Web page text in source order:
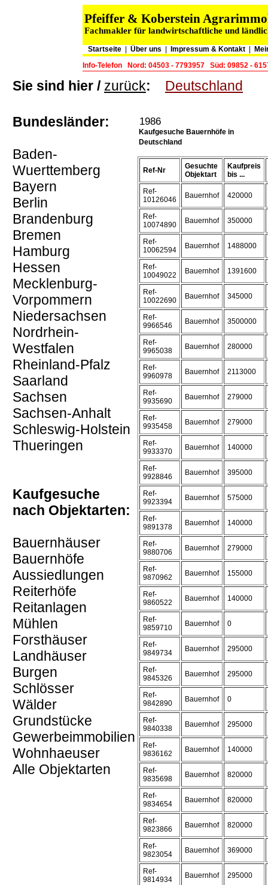
Pfeiffer & Koberstein
Fachmakler für landwirtschaftliche und
Startseite Über uns Impressum & Kontakt
Info-Telefon
Nord: 04503 - 7793957 Süd: 09852 -
Sie sind hier / zurück: Deutschland
Bundesländer:
Baden-
Wuerttemberg
Bayern
Berlin
Brandenburg
Bremen
Hamburg
Hessen
Mecklenburg-
Vorpommern
Niedersachsen
Nordrhein-
Westfalen
Rheinland-Pfalz
Saarland
Sachsen
Sachsen-Anhalt
Schleswig-Holstein
Thueringen
Kaufgesuche
nach Objektarten:
Bauernhäuser
Bauernhöfe
Aussiedlungen
Reiterhöfe
Reitanlagen
Mühlen
Forsthäuser
Landhäuser
Burgen
Schlösser
Wälder
Grundstücke
Gewerbeimmobilien
Wohnhaeuser
Alle Objektarten
1986
Kaufgesuche Bauernhöfe in
Deutschland
Ref-Nr
Gesuchte
Objektart
Kaufpreis
bis ...
Ref-
10126046
Bauernhof 420000
Ref-
10074890
Bauernhof 350000
Ref-
10062594
Bauernhof 1488000
Ref-
10049022
Bauernhof 1391600
Ref-
10022690
Bauernhof 345000
Ref-
9966546
Bauernhof 3500000
Ref-
9965038
Bauernhof 280000
Ref-
9960978
Bauernhof 2113000
Ref-
9935690
Bauernhof 279000
Ref-
9935458
Bauernhof 279000
Ref-
9933370
Bauernhof 140000
Ref-
9928846
Bauernhof 395000
Ref-
9923394
Bauernhof 575000
Ref-
9891378
Bauernhof 140000
Ref-
9880706
Bauernhof 279000
Ref-
9870962
Bauernhof 155000
Ref-
9860522
Bauernhof 140000
Ref-
9859710
Bauernhof 0
Ref-
9849734
Bauernhof 295000
Ref-
9845326
Bauernhof 295000
Ref-
9842890
Bauernhof 0
Ref-
9840338
Bauernhof 295000
Ref-
9836162
Bauernhof 140000
Ref-
9835698
Bauernhof 820000
Ref-
9834654
Bauernhof 820000
Ref-
9823866
Bauernhof 820000
Ref-
9823054
Bauernhof 369000
Ref-
9814934
Bauernhof 295000